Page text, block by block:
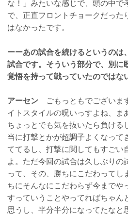
な！」みたいな感じで、頭の中で
で、正直フロントチョークだった
はなかったです。
ーーあの試合を続けるというのは
試合です。そういう部分で、別に
覚悟を持って戦っていたのではな
アーセン ごもっともでございま
イトスタイルの呪いっすよね、ま
ちょっとでも気を抜いたら負ける
当に打撃とかが超調子よくなって
ててるし、打撃に関してもすごい
よ。ただ今回の試合は久しぶりの
って、その、勝ちにこだわってし
ちにそんなにこだわらず今までや
すっていうことやってればちゃん
思うし、半分半分になってたなと